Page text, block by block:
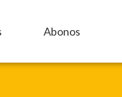
Abonos